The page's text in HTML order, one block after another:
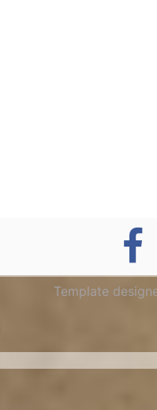
Template